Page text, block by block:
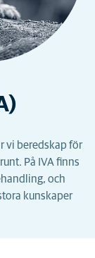
vi beredskap för
På IVA finns
och
kunskaper